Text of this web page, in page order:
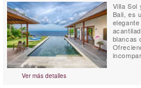
Villa Sol
Bali, es
blancas
noche
diseño
Ver más detalles